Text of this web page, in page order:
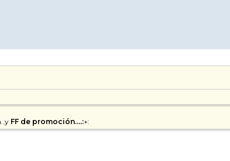
FF de promoción....:+: